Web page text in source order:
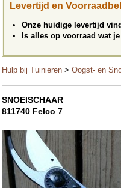
Levertijd en
Onze huidige levertijd
Is alles op voorraad wat
Hulp bij Tuinieren > Oogst- en
SNOEISCHAAR
811740 Felco 7